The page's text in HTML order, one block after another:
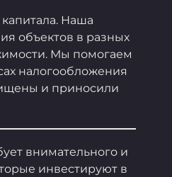
Наша
объектов в разных
Мы помогаем
налогообложения
и приносили
внимательного и
инвестируют в